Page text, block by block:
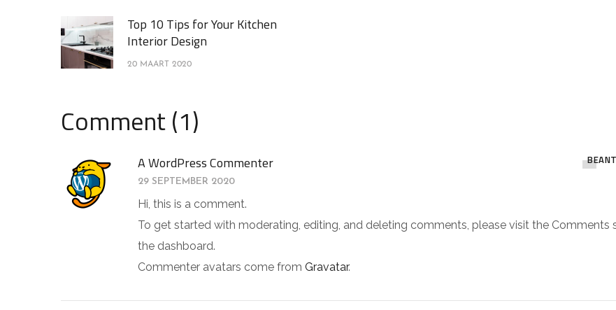
Top 10 Tips for Your Kitchen
Interior Design
20 MAART 2020
Comment (1)
A WordPress Commenter
29 SEPTEMBER 2020
Hi, this is a comment.
To get started with moderating, editing, and deleting comments, please visit the Comments
the dashboard.
Commenter avatars come from Gravatar.